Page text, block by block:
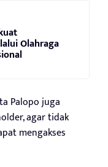
Olahraga
Palopo juga
agar tidak
mengakses